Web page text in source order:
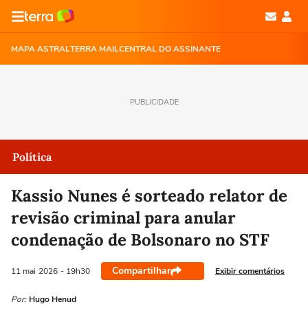
MAPA ASTRALTERRA MAILCENTRAL DO ASSINANTE
PUBLICIDADE
Política
Kassio Nunes é sorteado relator de
revisão criminal para anular
condenação de Bolsonaro no STF
11 mai 2026 - 19h30 Compartilhar Exibir comentários
Por: Hugo Henud